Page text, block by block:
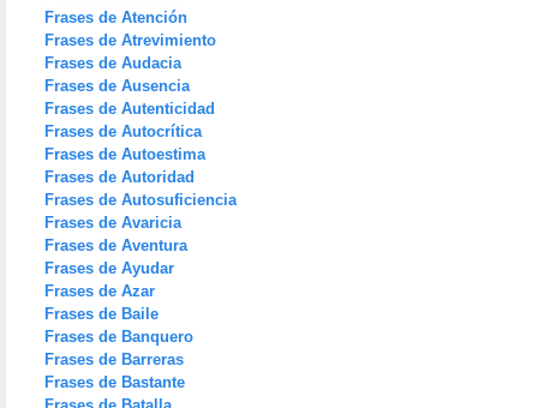
Frases de Atención
Frases de Atrevimiento
Frases de Audacia
Frases de Ausencia
Frases de Autenticidad
Frases de Autocrítica
Frases de Autoestima
Frases de Autoridad
Frases de Autosuficiencia
Frases de Avaricia
Frases de Aventura
Frases de Ayudar
Frases de Azar
Frases de Baile
Frases de Banquero
Frases de Barreras
Frases de Bastante